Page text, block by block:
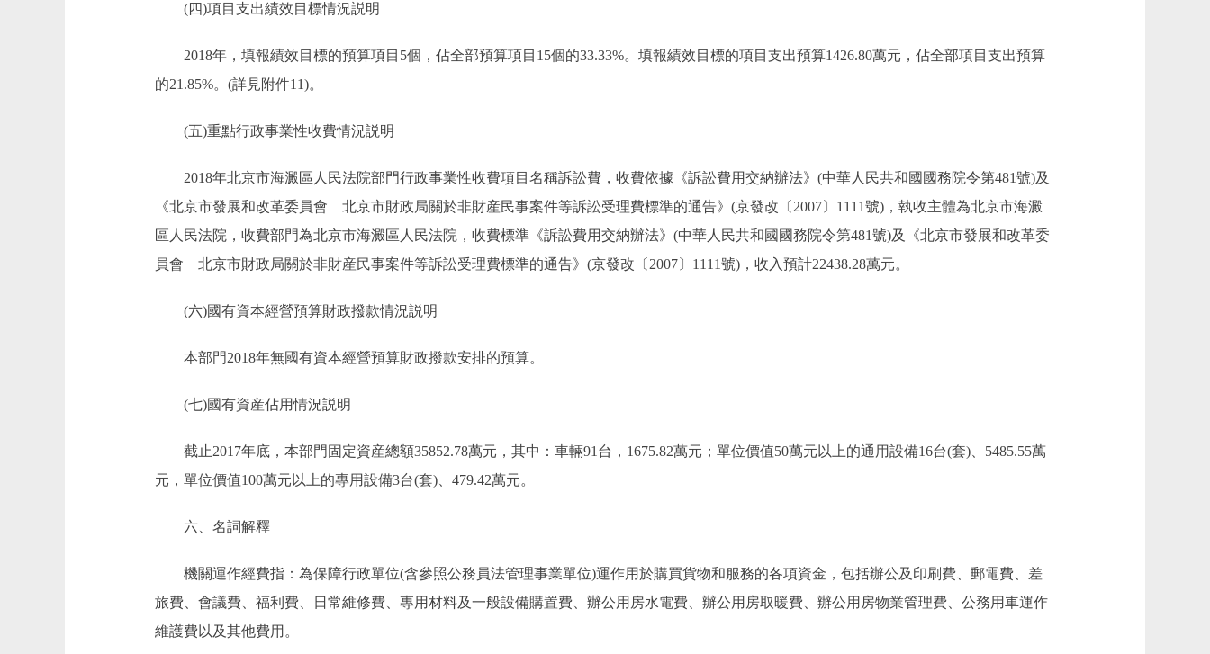
(四)項目支出績效目標情況説明
2018年，填報績效目標的預算項目5個，佔全部預算項目15個的33.33%。填報績效目標的項目支出預算1426.80萬元，佔全部項目支出預算
的21.85%。(詳見附件11)。
(五)重點行政事業性收費情況説明
2018年北京市海澱區人民法院部門行政事業性收費項目名稱訴訟費，收費依據《訴訟費用交納辦法》(中華人民共和國國務院令第481號)及
《北京市發展和改革委員會 北京市財政局關於非財産民事案件等訴訟受理費標準的通告》(京發改〔2007〕1111號)，執收主體為北京市海澱
區人民法院，收費部門為北京市海澱區人民法院，收費標準《訴訟費用交納辦法》(中華人民共和國國務院令第481號)及《北京市發展和改革委
員會 北京市財政局關於非財産民事案件等訴訟受理費標準的通告》(京發改〔2007〕1111號)，收入預計22438.28萬元。
(六)國有資本經營預算財政撥款情況説明
本部門2018年無國有資本經營預算財政撥款安排的預算。
(七)國有資産佔用情況説明
截止2017年底，本部門固定資産總額35852.78萬元，其中：車輛91台，1675.82萬元；單位價值50萬元以上的通用設備16台(套)、5485.55萬
元，單位價值100萬元以上的專用設備3台(套)、479.42萬元。
六、名詞解釋
機關運作經費指：為保障行政單位(含參照公務員法管理事業單位)運作用於購買貨物和服務的各項資金，包括辦公及印刷費、郵電費、差
旅費、會議費、福利費、日常維修費、專用材料及一般設備購置費、辦公用房水電費、辦公用房取暖費、辦公用房物業管理費、公務用車運作
維護費以及其他費用。